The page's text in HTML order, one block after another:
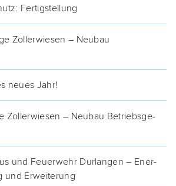
Fertigstellung
Zol­lerwie­sen – Neu­bau
neu­es Jahr!
Zol­lerwie­sen – Neu­bau Betriebs­ge­
und Feu­er­wehr Dur­lan­gen – Ener­
und Erweiterung